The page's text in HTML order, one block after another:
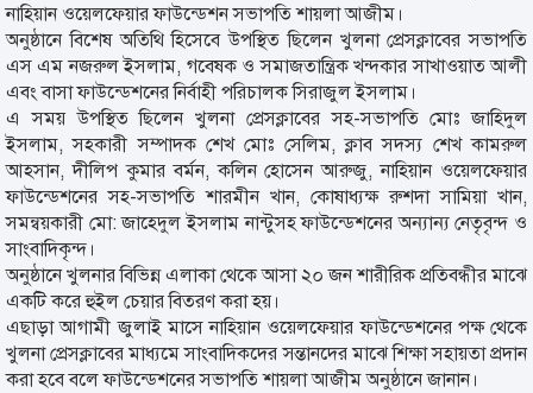
নাহিয়ান ওয়েলফেয়ার ফাউন্ডেশন সভাপতি শায়লা আজীম।
অনুষ্ঠানে বিশেষ অতিথি হিসেবে উপস্থিত ছিলেন খুলনা প্রেসক্লাবের সভাপতি
এস এম নজরুল ইসলাম, গবেষক ও সমাজতান্ত্রিক খন্দকার সাখাওয়াত আলী
এবং বাসা ফাউন্ডেশনের নির্বাহী পরিচালক সিরাজুল ইসলাম।
এ সময় উপস্থিত ছিলেন খুলনা প্রেসক্লাবের সহ-সভাপতি মোঃ জাহিদুল
ইসলাম, সহকারী সম্পাদক শেখ মোঃ সেলিম, ক্লাব সদস্য শেখ কামরুল
আহসান, দীলিপ কুমার বর্মন, কলিন হোসেন আরুজু, নাহিয়ান ওয়েলফেয়ার
ফাউন্ডেশনের সহ-সভাপতি শারমীন খান, কোষাধ্যক্ষ রুশদা সামিয়া খান,
সমন্বয়কারী মো: জাহেদুল ইসলাম নান্টুসহ ফাউন্ডেশনের অন্যান্য নেতৃবৃন্দ ও
সাংবাদিকৃন্দ।
অনুষ্ঠানে খুলনার বিভিন্ন এলাকা থেকে আসা ২০ জন শারীরিক প্রতিবন্ধীর মাঝে
একটি করে হুইল চেয়ার বিতরণ করা হয়।
এছাড়া আগামী জুলাই মাসে নাহিয়ান ওয়েলফেয়ার ফাউন্ডেশনের পক্ষ থেকে
খুলনা প্রেসক্লাবের মাধ্যমে সাংবাদিকদের সন্তানদের মাঝে শিক্ষা সহায়তা প্রদান
করা হবে বলে ফাউন্ডেশনের সভাপতি শায়লা আজীম অনুষ্ঠানে জানান।